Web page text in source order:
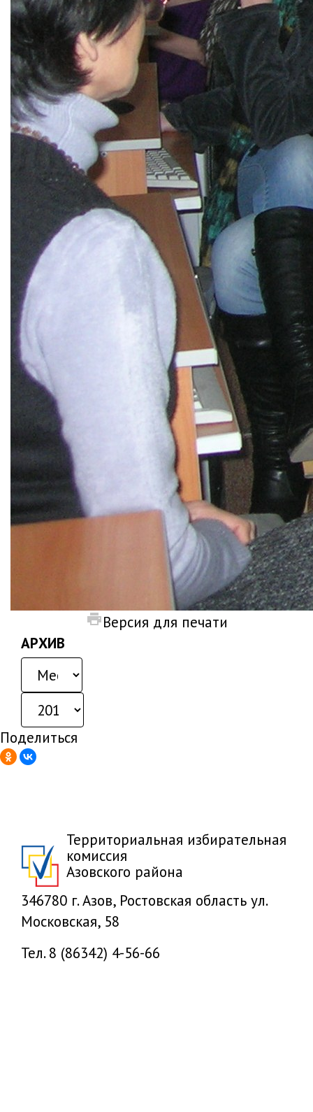
Версия для печати
АРХИВ
Поделиться
Территориальная избирательная
комиссия
Азовского района
346780 г. Азов, Ростовская область ул.
Московская, 58
Тел. 8 (86342) 4-56-66